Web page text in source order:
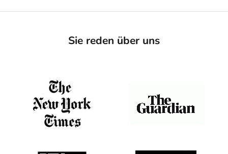
Sie reden über uns